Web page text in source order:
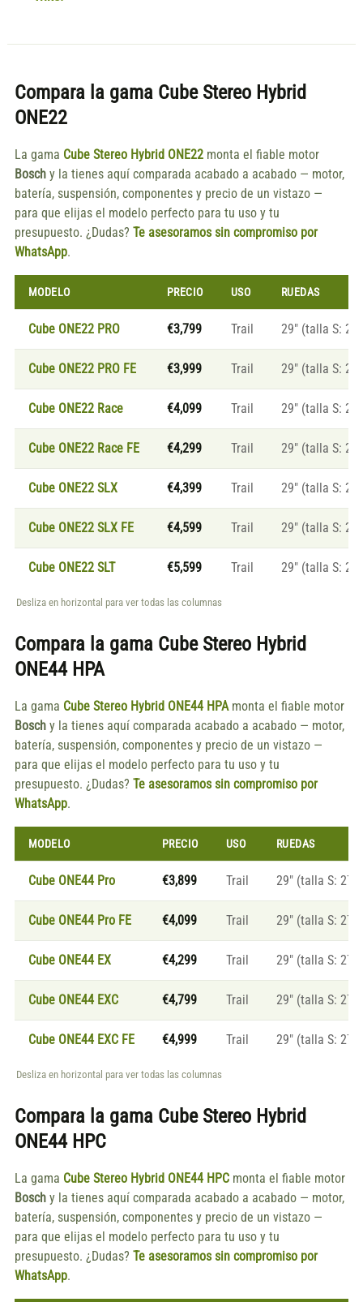
Compara la gama Cube Stereo Hybrid
ONE22
La gama Cube Stereo Hybrid ONE22monta el fiable motor
Boschy la tienes aquí comparada acabado a acabado — motor,
batería, suspensión, componentes y precio de un vistazo —
para que elijas el modelo perfecto para tu uso y tu
presupuesto. ¿Dudas? Te asesoramos sin compromiso por
WhatsApp.
MODELO PRECIO USO RUEDAS
Cube ONE22 PRO €3,799 Trail 29″ (talla S:
Cube ONE22 PRO FE €3,999 Trail 29″ (talla S:
Cube ONE22 Race €4,099 Trail 29″ (talla S:
Cube ONE22 Race FE €4,299 Trail 29″ (talla S:
Cube ONE22 SLX €4,399 Trail 29″ (talla S:
Cube ONE22 SLX FE €4,599 Trail 29″ (talla S:
Cube ONE22 SLT €5,599 Trail 29″ (talla S:
Desliza en horizontal para ver todas las columnas
Compara la gama Cube Stereo Hybrid
ONE44 HPA
La gama Cube Stereo Hybrid ONE44 HPAmonta el fiable motor
Boschy la tienes aquí comparada acabado a acabado — motor,
batería, suspensión, componentes y precio de un vistazo —
para que elijas el modelo perfecto para tu uso y tu
presupuesto. ¿Dudas? Te asesoramos sin compromiso por
WhatsApp.
MODELO PRECIO USO RUEDAS
Cube ONE44 Pro €3,899 Trail 29″ (talla S:
Cube ONE44 Pro FE €4,099 Trail 29″ (talla S:
Cube ONE44 EX €4,299 Trail 29″ (talla S:
Cube ONE44 EXC €4,799 Trail 29″ (talla S:
Cube ONE44 EXC FE €4,999 Trail 29″ (talla S:
Desliza en horizontal para ver todas las columnas
Compara la gama Cube Stereo Hybrid
ONE44 HPC
La gama Cube Stereo Hybrid ONE44 HPCmonta el fiable motor
Boschy la tienes aquí comparada acabado a acabado — motor,
batería, suspensión, componentes y precio de un vistazo —
para que elijas el modelo perfecto para tu uso y tu
presupuesto. ¿Dudas? Te asesoramos sin compromiso por
WhatsApp.